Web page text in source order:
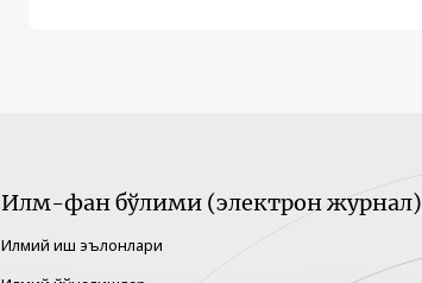
Илм-фан бўлими (электрон журнал)
Илмий иш эълонлари